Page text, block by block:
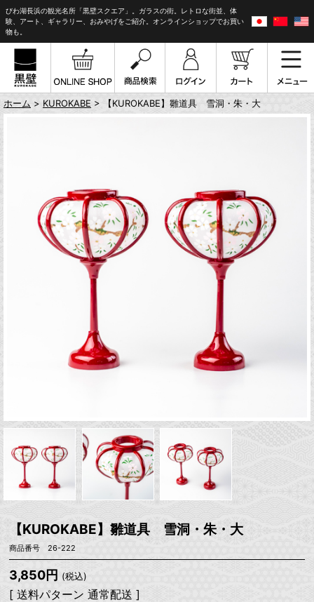
びわ湖長浜の観光名所「黒壁スクエア」。ガラスの街。レトロな街並、体
験、アート、ギャラリー、おみやげをご紹介。オンラインショップでお買い
物も。
ホーム > KUROKABE > 【KUROKABE】雛道具 雪洞・朱・大
【KUROKABE】雛道具 雪洞・朱・大
商品番号 26-222
3,850円 (税込)
[ 送料パターン 通常配送 ]